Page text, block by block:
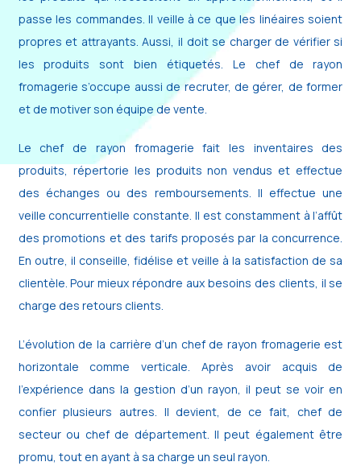
passe les commandes. Il veille à ce que les linéaires soient
propres et attrayants. Aussi, il doit se charger de vérifier si
les produits sont bien étiquetés. Le chef de rayon
fromagerie s’occupe aussi de recruter, de gérer, de former
et de motiver son équipe de vente.
Le chef de rayon fromagerie fait les inventaires des
produits, répertorie les produits non vendus et effectue
des échanges ou des remboursements. Il effectue une
veille concurrentielle constante. Il est constamment à l’affût
des promotions et des tarifs proposés par la concurrence.
En outre, il conseille, fidélise et veille à la satisfaction de sa
clientèle. Pour mieux répondre aux besoins des clients, il se
charge des retours clients.
L’évolution de la carrière d’un chef de rayon fromagerie est
horizontale comme verticale. Après avoir acquis de
l’expérience dans la gestion d’un rayon, il peut se voir en
confier plusieurs autres. Il devient, de ce fait, chef de
secteur ou chef de département. Il peut également être
promu, tout en ayant à sa charge un seul rayon.